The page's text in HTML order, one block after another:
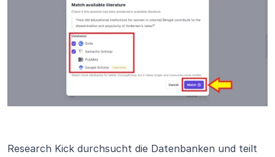
Research Kick durchsucht die Datenbanken und teilt